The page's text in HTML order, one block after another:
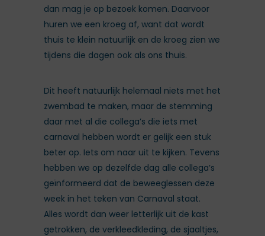
dan mag je op bezoek komen. Daarvoor
huren we een kroeg af, want dat wordt
thuis te klein natuurlijk en de kroeg zien we
tijdens die dagen ook als ons thuis.
Dit heeft natuurlijk helemaal niets met het
zwembad te maken, maar de stemming
daar met al die collega’s die iets met
carnaval hebben wordt er gelijk een stuk
beter op. Iets om naar uit te kijken. Tevens
hebben we op dezelfde dag alle collega’s
geïnformeerd dat de beweeglessen deze
week in het teken van Carnaval staat.
Alles wordt dan weer letterlijk uit de kast
getrokken, de verkleedkleding, de sjaaltjes,